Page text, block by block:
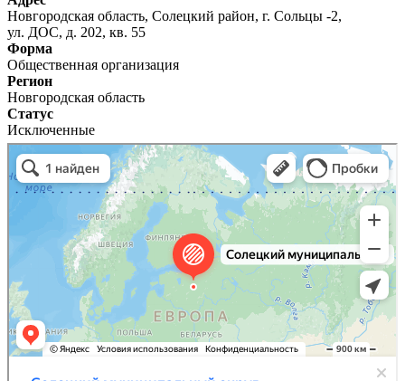
Новгородская область, Солецкий район, г. Сольцы -2,
ул. ДОС, д. 202, кв. 55
Форма
Общественная организация
Регион
Новгородская область
Статус
Исключенные